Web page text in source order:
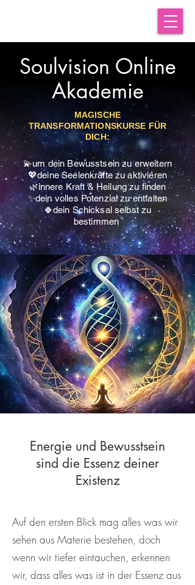
Soulvision Online
Akademie
MAGISCHE
TRANSFORMATIONSKURSE FÜR
DICH:
💫um dein Bewusstsein zu erweitern
💖deine Seelenkräfte zu aktivieren
🌿innere Kraft & Heilung zu finden
✨dein volles Potenzial zu entfalten
🍀dein Schicksal selbst zu
bestimmen
Energie und Bewusstsein
sind die Essenz deiner
Existenz
Auf den ersten Blick mag alles was wir
sehen aus Materie bestehen, doch
wenn wir tiefer eintauchen, erkennen
wir, dass alles was ist in der Essenz aus